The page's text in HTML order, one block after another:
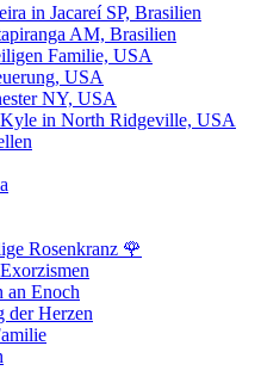
in Jacareí SP, Brasilien
AM, Brasilien
Familie, USA
USA
NY, USA
in North Ridgeville, USA
Rosenkranz 🌹
an Enoch
der Herzen